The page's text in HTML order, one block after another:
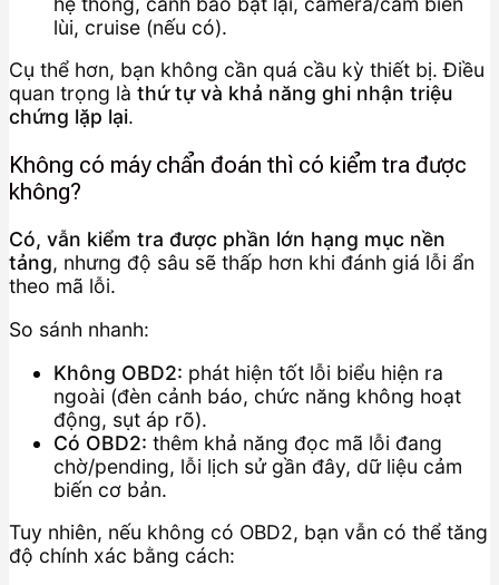
lùi, cruise (nếu có).
Cụ thể hơn, bạn không cần quá cầu kỳ thiết bị. Điều
quan trọng là thứ tự và khả năng ghi nhận triệu
chứng lặp lại.
Không có máy chẩn đoán thì có kiểm tra được
không?
Có, vẫn kiểm tra được phần lớn hạng mục nền
tảng, nhưng độ sâu sẽ thấp hơn khi đánh giá lỗi ẩn
theo mã lỗi.
So sánh nhanh:
Không OBD2: phát hiện tốt lỗi biểu hiện ra
ngoài (đèn cảnh báo, chức năng không hoạt
động, sụt áp rõ).
Có OBD2: thêm khả năng đọc mã lỗi đang
chờ/pending, lỗi lịch sử gần đây, dữ liệu cảm
biến cơ bản.
Tuy nhiên, nếu không có OBD2, bạn vẫn có thể tăng
độ chính xác bằng cách: